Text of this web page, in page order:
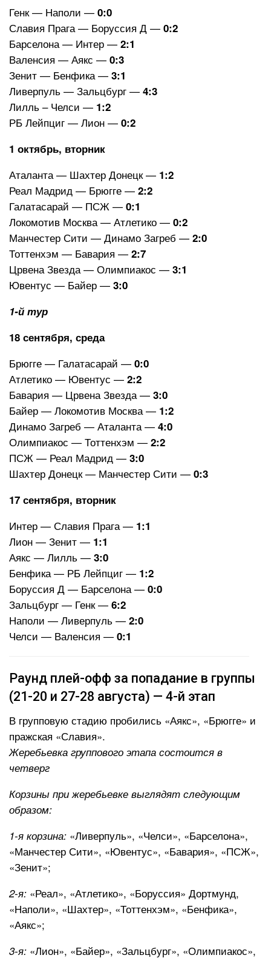
Генк — Наполи — 0:0
Славия Прага — Боруссия Д — 0:2
Барселона — Интер — 2:1
Валенсия — Аякс — 0:3
Зенит — Бенфика — 3:1
Ливерпуль — Зальцбург — 4:3
Лилль – Челси — 1:2
РБ Лейпциг — Лион — 0:2
1 октябрь, вторник
Аталанта — Шахтер Донецк — 1:2
Реал Мадрид — Брюгге — 2:2
Галатасарай — ПСЖ — 0:1
Локомотив Москва — Атлетико — 0:2
Манчестер Сити — Динамо Загреб — 2:0
Тоттенхэм — Бавария — 2:7
Црвена Звезда — Олимпиакос — 3:1
Ювентус — Байер — 3:0
1-й тур
18 сентября, среда
Брюгге — Галатасарай — 0:0
Атлетико — Ювентус — 2:2
Бавария — Црвена Звезда — 3:0
Байер — Локомотив Москва — 1:2
Динамо Загреб — Аталанта — 4:0
Олимпиакос — Тоттенхэм — 2:2
ПСЖ — Реал Мадрид — 3:0
Шахтер Донецк — Манчестер Сити — 0:3
17 сентября, вторник
Интер — Славия Прага — 1:1
Лион — Зенит — 1:1
Аякс — Лилль — 3:0
Бенфика — РБ Лейпциг — 1:2
Боруссия Д — Барселона — 0:0
Зальцбург — Генк — 6:2
Наполи — Ливерпуль — 2:0
Челси — Валенсия — 0:1
Раунд плей-офф за попадание в группы
(21-20 и 27-28 августа) — 4-й этап
В групповую стадию пробились «Аякс», «Брюгге» и
пражская «Славия».
Жеребьевка группового этапа состоится в
четверг
Корзины при жеребьевке выглядят следующим
образом:
1-я корзина: «Ливерпуль», «Челси», «Барселона»,
«Манчестер Сити», «Ювентус», «Бавария», «ПСЖ»,
«Зенит»;
2-я: «Реал», «Атлетико», «Боруссия» Дортмунд,
«Наполи», «Шахтер», «Тоттенхэм», «Бенфика»,
«Аякс»;
3-я: «Лион», «Байер», «Зальцбург», «Олимпиакос»,